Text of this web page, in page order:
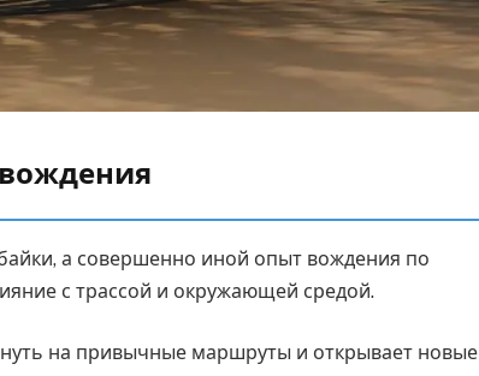
вождения
а совершенно иной опыт вождения по
с трассой и окружающей средой.
на привычные маршруты и открывает новые